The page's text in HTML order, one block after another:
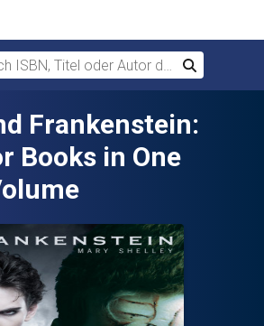
ISBN, Titel oder Autor durchsuchen
Suchen
Frankenstein:
Books in One